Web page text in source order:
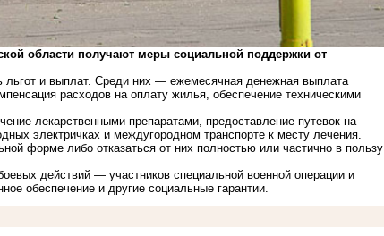
области получают меры социальной поддержки от
льгот и выплат. Среди них — ежемесячная денежная выплата
расходов на оплату жилья, обеспечение техническими
лекарственными препаратами, предоставление путевок на
электричках и междугородном транспорте к месту лечения.
форме либо отказаться от них полностью или частично в пользу
действий — участников специальной военной операции и
обеспечение и другие социальные гарантии.